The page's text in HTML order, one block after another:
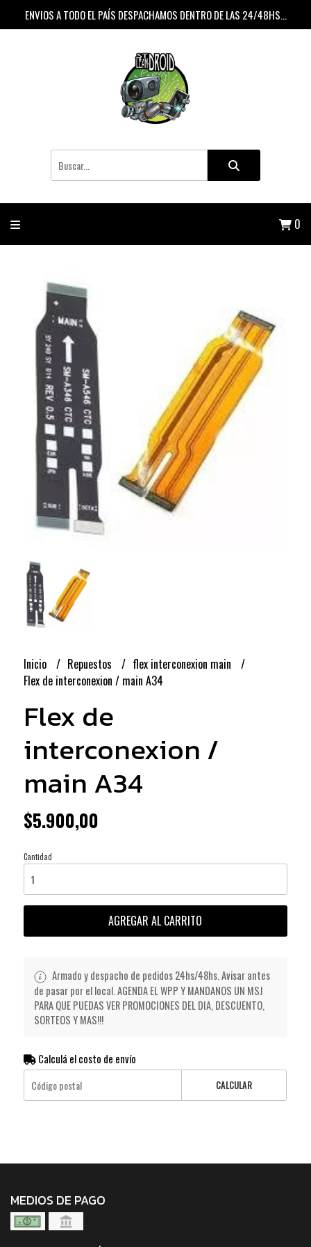
ENVIOS A TODO EL PAÍS DESPACHAMOS DENTRO DE LAS 24/48HS...
0
Inicio Repuestos
flex interconexion main
Flex de interconexion / main A34
Flex de
interconexion /
main A34
$5.900,00
Cantidad
AGREGAR AL CARRITO
Armado y despacho de pedidos 24hs/48hs. Avisar antes
de pasar por el local. AGENDA EL WPP Y MANDANOS UN MSJ
PARA QUE PUEDAS VER PROMOCIONES DEL DIA, DESCUENTO,
SORTEOS Y MAS!!!
Calculá el costo de envío
CALCULAR
MEDIOS DE PAGO